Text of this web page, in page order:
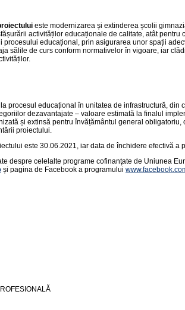
este modernizarea și extinderea școlii
activităților educaționale de calitate, atât
procesului educațional, prin asigurarea unor spații
sălile de curs conform normativelor în vigoare, iar
procesul educațional în unitatea de infrastructură,
dezavantajate – valoare estimată la finalul
și extinsă pentru învățământul general
proiectului.
este 30.06.2021, iar data de închidere efectivă a
despre celelalte programe cofinanţate de Uniunea
și pagina de Facebook a programului